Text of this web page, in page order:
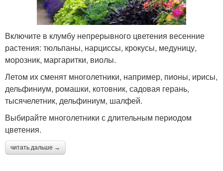
Включите в клумбу непрерывного цветения весенние
растения: тюльпаны, нарциссы, крокусы, медуницу,
морозник, маргаритки, виолы.
Летом их сменят многолетники, например, пионы, ирисы,
дельфиниум, ромашки, котовник, садовая герань,
тысячелетник, дельфиниум, шалфей.
Выбирайте многолетники с длительным периодом
цветения.
читать дальше →